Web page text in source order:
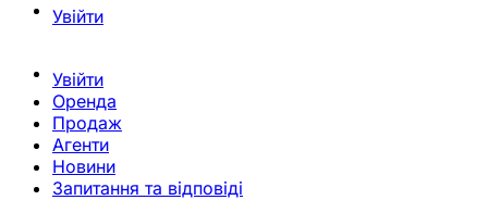
Увійти
Увійти
Оренда
Продаж
Агенти
Новини
Запитання та відповіді